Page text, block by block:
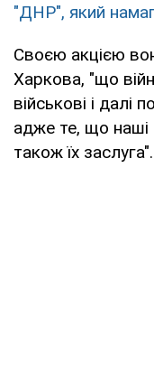
"ДНР", який
Своєю акцією
Харкова, "що
військові і далі
адже те, що наші
також їх заслуга".